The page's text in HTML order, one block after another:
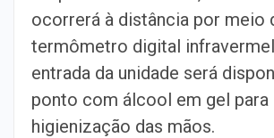
ocorrerá à distância por meio
termômetro digital
entrada da unidade será
ponto com álcool em gel para
higienização das mãos.